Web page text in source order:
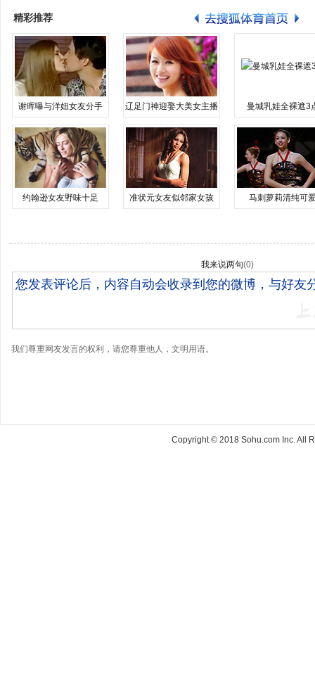
精彩推荐
谢晖曝与洋妞女友分手 辽足门神迎娶大美女主播 曼城乳娃全裸遮3
约翰逊女友野味十足 准状元女友似邻家女孩 马刺萝莉清纯可
我来说两句(0)
我们尊重网友发言的权利，请您尊重他人，文明用语。
Copyright © 2018 Sohu.com Inc. All